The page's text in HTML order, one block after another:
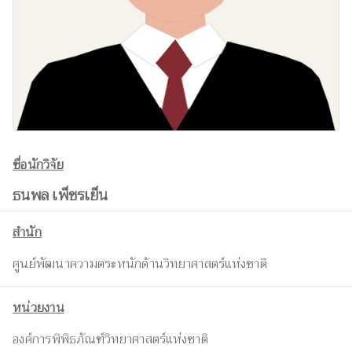
ชื่อนักวิจัย
ธนพล เพ็ชรเย็น
สำนัก
ศูนย์พัฒนาความตระหนักด้านวิทยาศาสตร์แห่งชาติ
หน่วยงาน
องค์การพิพิธภัณฑ์วิทยาศาสตร์แห่งชาติ